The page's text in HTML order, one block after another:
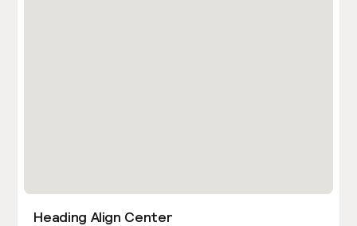
Heading Align Center